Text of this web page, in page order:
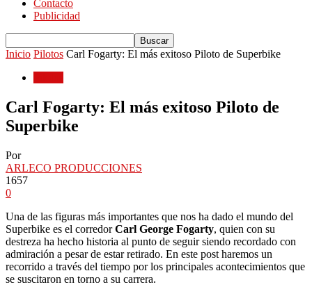
Contacto
Publicidad
Inicio Pilotos Carl Fogarty: El más exitoso Piloto de Superbike
Carl Fogarty: El más exitoso Piloto de
Superbike
Por
ARLECO PRODUCCIONES
1657
0
Una de las figuras más importantes que nos ha dado el mundo del
Superbike es el corredorCarl George Fogarty, quien con su
destreza ha hecho historia al punto de seguir siendo recordado con
admiración a pesar de estar retirado. En este post haremos un
recorrido a través del tiempo por los principales acontecimientos que
se suscitaron en torno a su carrera.